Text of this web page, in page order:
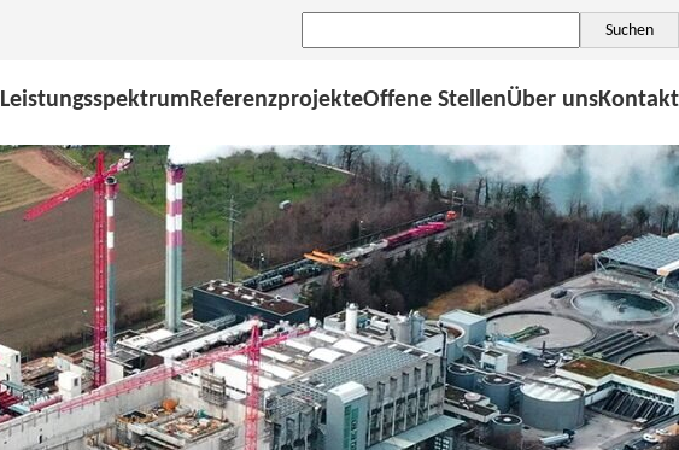
Suchen
Suchen
LeistungsspektrumReferenzprojekteOffene StellenÜber unsKontakt